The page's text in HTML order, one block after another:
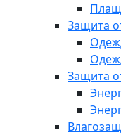
Защита
Защита